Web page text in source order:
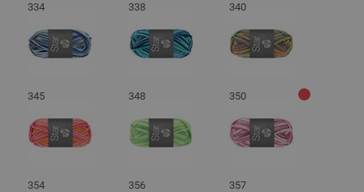
334 338 340
345 348 350
354 356 357